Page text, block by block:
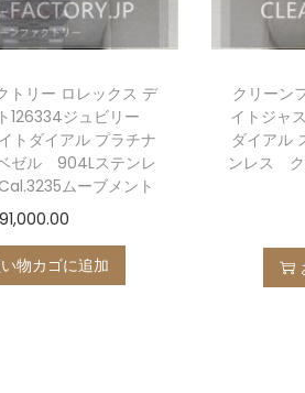
トリー ロレックス デ
126334ジュビリー
ダイアル プラチナ
ゼル 904Lステンレ
ムーブメント
91,000.00
物カゴに追加
クリーン
イトジャ
ダイアル
ンレス ク